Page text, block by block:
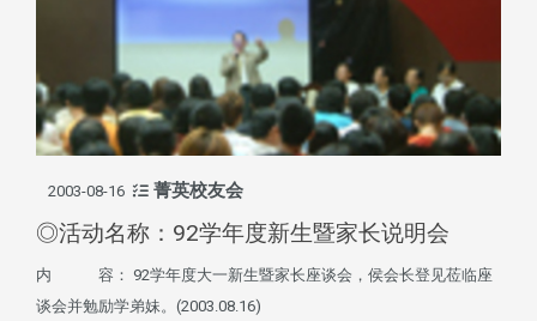
2003-08-16 菁英校友会
◎活动名称：92学年度新生暨家长说明会
内 容： 92学年度大一新生暨家长座谈会，侯会长登见莅临座
谈会并勉励学弟妹。(2003.08.16)